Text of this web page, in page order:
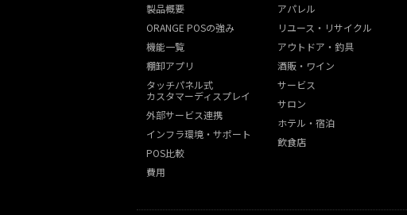
製品概要
ORANGE POSの強み
機能一覧
棚卸アプリ
タッチパネル式
カスタマーディスプレイ
外部サービス連携
インフラ環境・サポート
POS比較
費用
アパレル
リユース・リサイクル
アウトドア・釣具
酒販・ワイン
サービス
サロン
ホテル・宿泊
飲食店